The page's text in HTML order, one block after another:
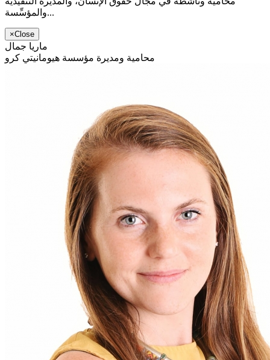
والمؤسِّسة...
×Close
ماريا جمال
محامية ومديرة مؤسسة هيومانيتي كرو